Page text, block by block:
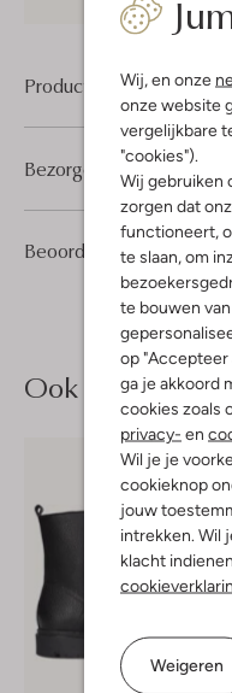
Wij, en onze
onze website
vergelijkbare
"cookies").
Wij gebruiken
zorgen dat
functioneert,
te slaan, om
te bouwen
op "Accepteer
ga je akkoord
cookies zoals
privacy- en
Wil je je
cookieknop
jouw
intrekken. Wil
klacht
Weigeren
Product informatie
Beoordelingen (5)
Bezorgen & retourneren
Ook iets voor